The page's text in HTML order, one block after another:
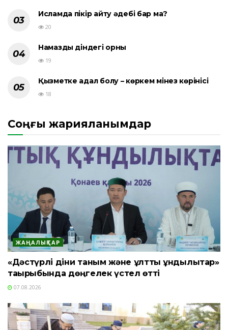
Исламда пікір айту әдебі бар ма?
20
Намаздың діндегі орны
19
Қызметке адал болу – көркем мінез көрінісі
18
Соңғы жарияланымдар
ЖАҢАЛЫҚТАР
«Дәстүрлі діни таным және ұлттық құндылықтар»
тақырыбында дөңгелек үстел өтті
07.08.2026